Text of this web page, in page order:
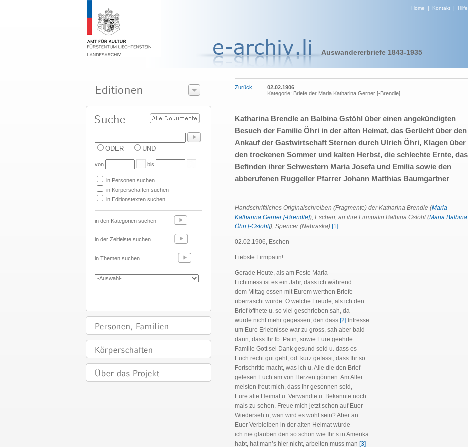
Home | Kontakt| Hilfe
Auswandererbriefe 1843-1935
ODER UND
von bis
in Personen suchen
in Körperschaften suchen
in Editionstexten suchen
in den Kategorien suchen
in der Zeitleiste suchen
in Themen suchen
Zurück
02.02.1906
Kategorie: Briefe der Maria Katharina Gerner [-Brendle]
Katharina Brendle an Balbina Gstöhl über einen angekündigten
Besuch der Familie Öhri in der alten Heimat, das Gerücht über den
Ankauf der Gastwirtschaft Sternen durch Ulrich Öhri, Klagen über
den trockenen Sommer und kalten Herbst, die schlechte Ernte, das
Befinden ihrer Schwestern Maria Josefa und Emilia sowie den
abberufenen Ruggeller Pfarrer Johann Matthias Baumgartner
Handschriftliches Originalschreiben (Fragmente) der Katharina Brendle (Maria
Katharina Gerner [-Brendle]), Eschen, an ihre Firmpatin Balbina Gstöhl (Maria Balbina
Öhri [-Gstöhl]), Spencer (Nebraska) [1]
02.02.1906, Eschen
Liebste Firmpatin!
Gerade Heute, als am Feste Maria
Lichtmess ist es ein Jahr, dass ich während
dem Mittag essen mit Eurem werthen Briefe
überrascht wurde. O welche Freude, als ich den
Brief öffnete u. so viel geschrieben sah, da
wurde nicht mehr gegessen, den dass [2] Intresse
um Eure Erlebnisse war zu gross, sah aber bald
darin, dass Ihr lb. Patin, sowie Eure geehrte
Familie Gott sei Dank gesund seid u. dass es
Euch recht gut geht, od. kurz gefasst, dass Ihr so
Fortschritte macht, was ich u. Alle die den Brief
gelesen Euch am von Herzen gönnen. Am Aller
meisten freut mich, dass Ihr gesonnen seid,
Eure alte Heimat u. Verwandte u. Bekannte noch
mals zu sehen. Freue mich jetzt schon auf Euer
Wiederseh’n, wan wird es wohl sein? Aber an
Euer Verbleiben in der alten Heimat würde
ich nie glauben den so schön wie Ihr’s in Amerika
habt, hat man’s hier nicht, arbeiten muss man [3]